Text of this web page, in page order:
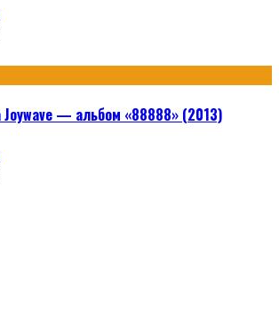
Joywave — альбом «88888» (2013)